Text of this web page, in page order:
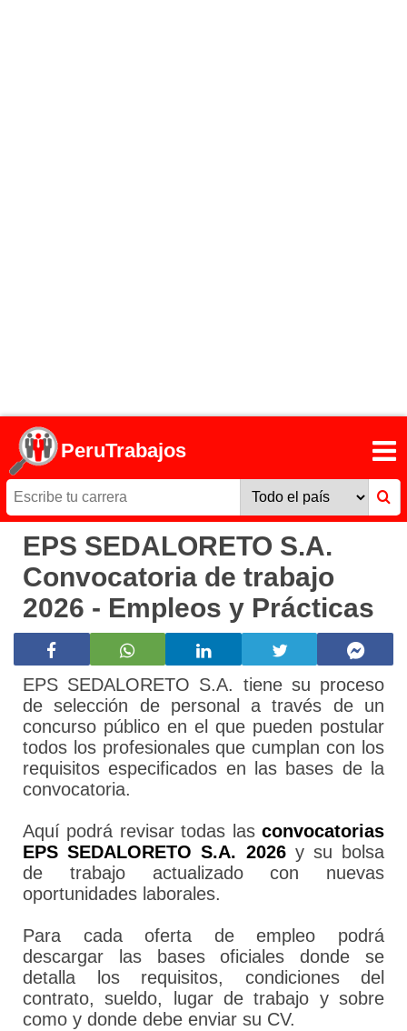
PeruTrabajos
EPS SEDALORETO S.A.
Convocatoria de trabajo
2026 - Empleos y Prácticas
EPS SEDALORETO S.A. tiene su proceso
de selección de personal a través de un
concurso público en el que pueden postular
todos los profesionales que cumplan con los
requisitos especificados en las bases de la
convocatoria.
Aquí podrá revisar todas las convocatorias
EPS SEDALORETO S.A. 2026y su bolsa
de trabajo actualizado con nuevas
oportunidades laborales.
Para cada oferta de empleo podrá
descargar las bases oficiales donde se
detalla los requisitos, condiciones del
contrato, sueldo, lugar de trabajo y sobre
como y donde debe enviar su CV.